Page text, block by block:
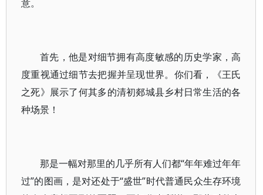
意。
首先，他是对细节拥有高度敏感的历史学家，高
度重视通过细节去把握并呈现世界。你们看，《王氏
之死》展示了何其多的清初郯城县乡村日常生活的各
种场景！
那是一幅对那里的几乎所有人们都“年年难过年年
过”的图画，是对还处于“盛世”时代普通民众生存环境